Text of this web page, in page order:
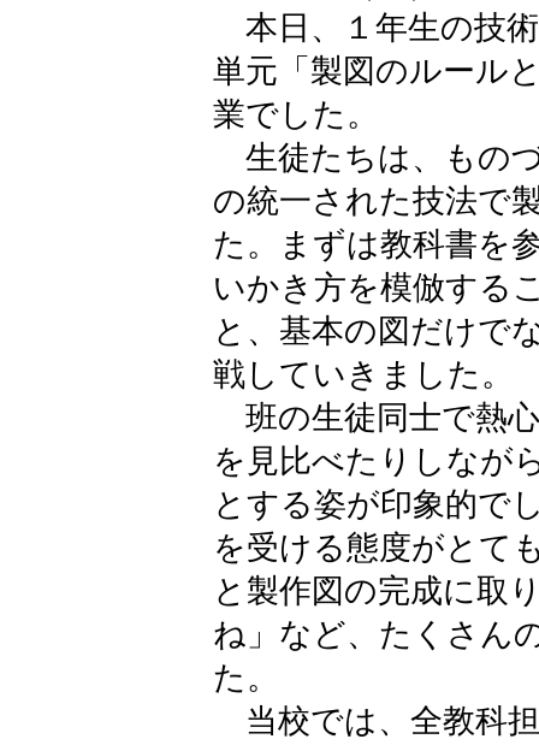
本日、１年生の技
単元「製図のルール
業でした。
生徒たちは、もの
の統一された技法で
た。まずは教科書を
いかき方を模倣する
と、基本の図だけで
戦していきました。
班の生徒同士で熱
を見比べたりしなが
とする姿が印象的で
を受ける態度がとて
と製作図の完成に取
ね」など、たくさん
た。
当校では、全教科